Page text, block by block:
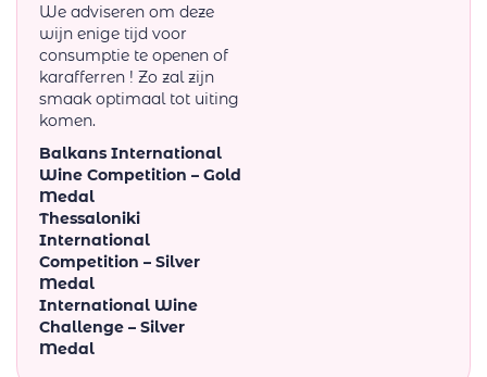
We adviseren om deze
wijn enige tijd voor
consumptie te openen of
karafferren ! Zo zal zijn
smaak optimaal tot uiting
komen.
Balkans International
Wine Competition – Gold
Medal
Thessaloniki
International
Competition – Silver
Medal
International Wine
Challenge – Silver
Medal